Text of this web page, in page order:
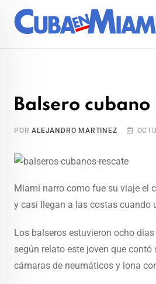
Balsero
PORALEJANDRO MARTINEZ
Miami narro como fue su viaje el
y casi llegan a las costas cuando
Los balseros estuvieron ocho
según relato este joven que
cámaras de neumáticos y lona